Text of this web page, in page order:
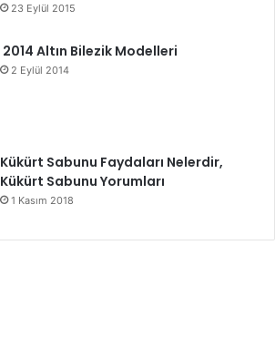
23 Eylül 2015
2014 Altın Bilezik Modelleri
2 Eylül 2014
Kükürt Sabunu Faydaları Nelerdir,
Kükürt Sabunu Yorumları
1 Kasım 2018